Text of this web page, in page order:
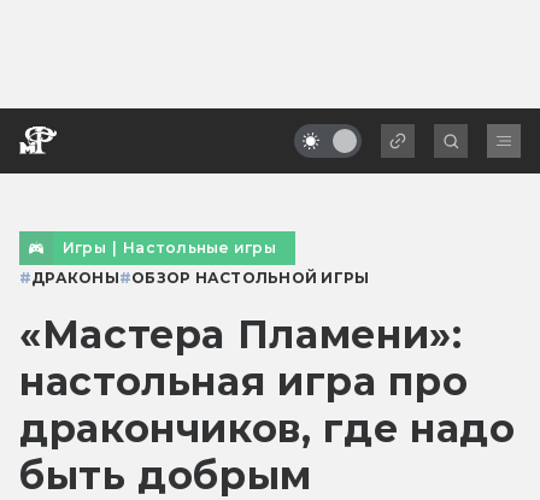
Игры | Настольные игры
#ДРАКОНЫ#ОБЗОР НАСТОЛЬНОЙ ИГРЫ
«Мастера Пламени»:
настольная игра про
дракончиков, где надо
быть добрым